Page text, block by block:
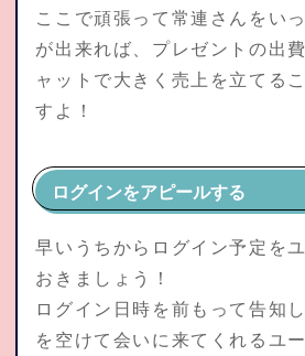
ここで頑張って常連さんをい
が出来れば、プレゼントの出
ャットで大きく売上を立てる
すよ！
ログインをアピールする
早いうちからログイン予定を
おきましょう！
ログイン日時を前もって告知
を空けて会いに来てくれるユ